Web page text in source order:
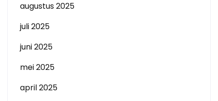
augustus 2025
juli 2025
juni 2025
mei 2025
april 2025